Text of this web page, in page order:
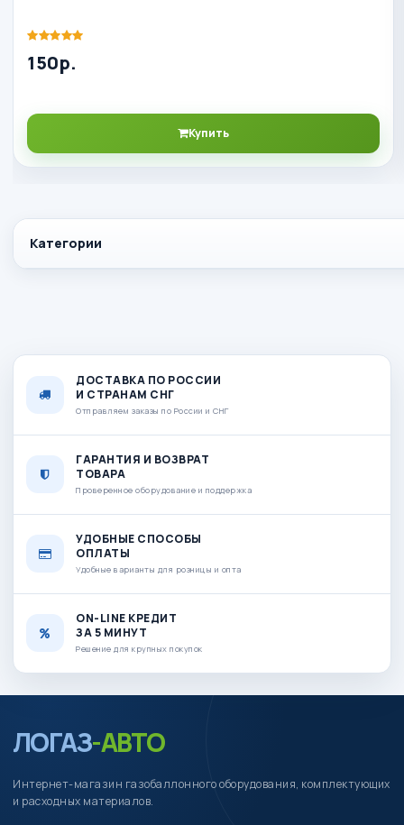
Категории
150р.
Купить
ДОСТАВКА ПО РОССИИ
И СТРАНАМ СНГ
Отправляем заказы по России и СНГ
ГАРАНТИЯ И ВОЗВРАТ
ТОВАРА
Проверенное оборудование и поддержка
УДОБНЫЕ СПОСОБЫ
ОПЛАТЫ
Удобные варианты для розницы и опта
ON-LINE КРЕДИТ
ЗА 5 МИНУТ
Решение для крупных покупок
ЛОГАЗ-АВТО
Интернет-магазин газобаллонного оборудования, комплектующих
и расходных материалов.